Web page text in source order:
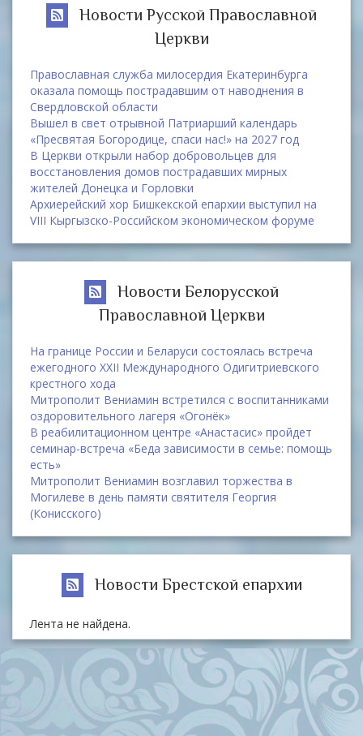
Новости Русской Православной
Церкви
Православная служба милосердия Екатеринбурга
оказала помощь пострадавшим от наводнения в
Свердловской области
Вышел в свет отрывной Патриарший календарь
«Пресвятая Богородице, спаси нас!» на 2027 год
В Церкви открыли набор добровольцев для
восстановления домов пострадавших мирных
жителей Донецка и Горловки
Архиерейский хор Бишкекской епархии выступил на
VIII Кыргызско-Российском экономическом форуме
Новости Белорусской
Православной Церкви
На границе России и Беларуси состоялась встреча
ежегодного XXII Международного Одигитриевского
крестного хода
Митрополит Вениамин встретился с воспитанниками
оздоровительного лагеря «Огонёк»
В реабилитационном центре «Анастасис» пройдет
семинар-встреча «Беда зависимости в семье: помощь
есть»
Митрополит Вениамин возглавил торжества в
Могилеве в день памяти святителя Георгия
(Конисского)
Новости Брестской епархии
Лента не найдена.